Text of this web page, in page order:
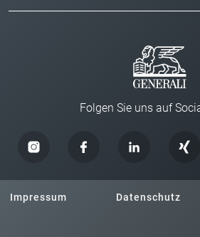
Folgen Sie uns auf
Impressum Datenschutz